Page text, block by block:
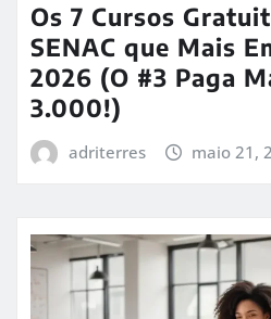
Os 7 Cursos
SENAC que Mais
2026 (O #3 Paga
3.000!)
adriterres maio 21,